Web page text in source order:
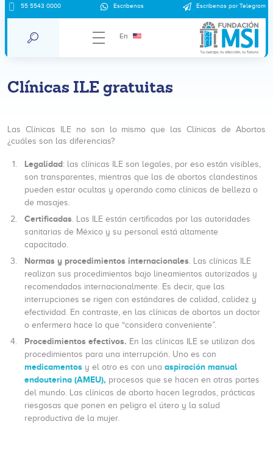
55 5543 0000 Escríbenos Escríbenos por Telegram
En
Clínicas ILE gratuitas
Las Clínicas ILE no son lo mismo que las Clínicas de Abortos
¿cuáles son las diferencias?
Legalidad: las clínicas ILE son legales, por eso están visibles,
son transparentes, mientras que las de abortos clandestinos
pueden estar ocultas y operando como clínicas de belleza o
de masajes.
Certificadas. Las ILE están certificadas por las autoridades
sanitarias de México y su personal está altamente
capacitado.
Normas y procedimientos internacionales. Las clínicas ILE
realizan sus procedimientos bajo lineamientos autorizados y
recomendados internacionalmente. Es decir, que las
interrupciones se rigen con estándares de calidad, calidez y
efectividad. En contraste, en las clínicas de abortos un doctor
o enfermera hace lo que “considera conveniente”.
Procedimientos efectivos. En las clínicas ILE se utilizan dos
procedimientos para una interrupción. Uno es con
medicamentos y el otro es con una aspiración manual
endouterina (AMEU), procesos que se hacen en otras partes
del mundo. Las clínicas de aborto hacen legrados, prácticas
riesgosas que ponen en peligro el útero y la salud
reproductiva de la mujer.